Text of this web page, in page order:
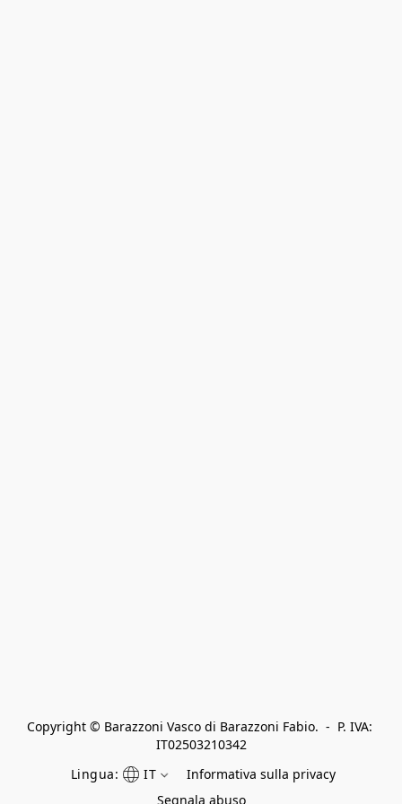
Copyright © Barazzoni Vasco di Barazzoni Fabio.  -  P. IVA:
IT02503210342
Lingua:
IT
Informativa sulla privacy
Segnala abuso